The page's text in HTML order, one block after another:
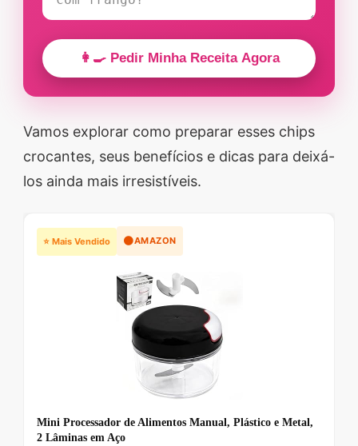
👩‍🍳 Pedir Minha Receita Agora
Vamos explorar como preparar esses chips
crocantes, seus benefícios e dicas para deixá-
los ainda mais irresistíveis.
⭐ Mais Vendido 🟠AMAZON
Mini Processador de Alimentos Manual, Plástico e Metal,
2 Lâminas em Aço